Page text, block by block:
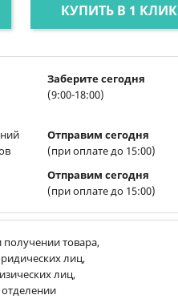
КУПИТЬ В 1 КЛИК
Заберите сегодня
(9:00-18:00)
Отправим сегодня
(при оплате до 15:00)
Отправим сегодня
(при оплате до 15:00)
товара,
лиц,
лиц,